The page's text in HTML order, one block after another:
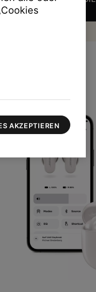
$
AKZEPTIEREN